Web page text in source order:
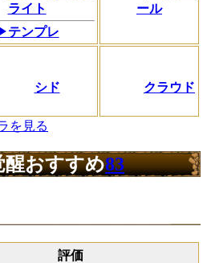
ライト
▶テンプレ
ール
シド クラウド
を見る
醒おすすめ83
評価